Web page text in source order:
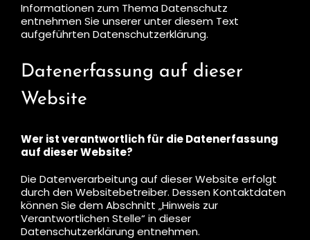
Informationen zum Thema Datenschutz
entnehmen Sie unserer unter diesem Text
aufgeführten Datenschutzerklärung.
Datenerfassung auf dieser
Website
Wer ist verantwortlich für die Datenerfassung
auf dieser Website?
Die Datenverarbeitung auf dieser Website erfolgt
durch den Websitebetreiber. Dessen Kontaktdaten
können Sie dem Abschnitt „Hinweis zur
Verantwortlichen Stelle“ in dieser
Datenschutzerklärung entnehmen.